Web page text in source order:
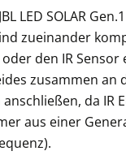
LED SOLAR
zueinander
den IR Sensor
zusammen an
da IR
aus einer